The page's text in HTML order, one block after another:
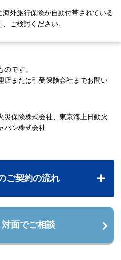
外旅行保険が自動付帯されている
ご検討ください。
です。
店または引受保険会社までお問い
災保険株式会社、東京海上日動火
パン株式会社
ご契約の流れ
面でご相談